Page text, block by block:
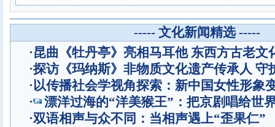
----- 文化新闻精选 -----
·昆曲《牡丹亭》亮相马耳他 东西方古老文
·探访《玛纳斯》非物质文化遗产传承人 守
·以传播社会学视角探索：新中国女性形象
·
漂洋过海的“洋美猴王”：把京剧唱给世
·双语相声与众不同：当相声遇上“歪果仁”